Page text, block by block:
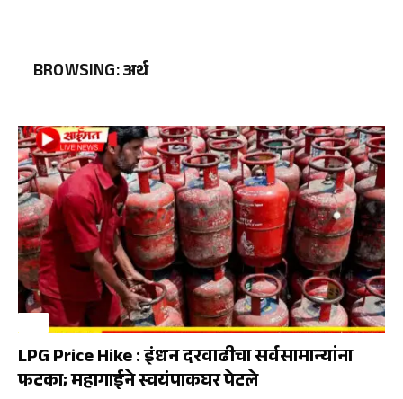
BROWSING:अर्थ
LPG Price Hike : इंधन दरवाढीचा सर्वसामान्यांना
फटका; महागाईने स्वयंपाकघर पेटले